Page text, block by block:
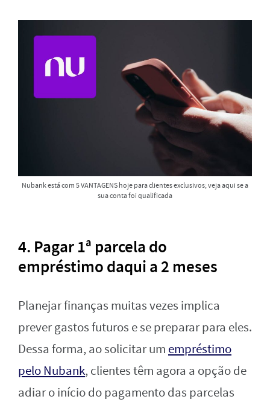
Nubank está com 5 VANTAGENS hoje para clientes exclusivos; veja aqui se a
sua conta foi qualificada
4. Pagar 1ª parcela do
empréstimo daqui a 2 meses
Planejar finanças muitas vezes implica
prever gastos futuros e se preparar para eles.
Dessa forma, ao solicitar um empréstimo
pelo Nubank, clientes têm agora a opção de
adiar o início do pagamento das parcelas